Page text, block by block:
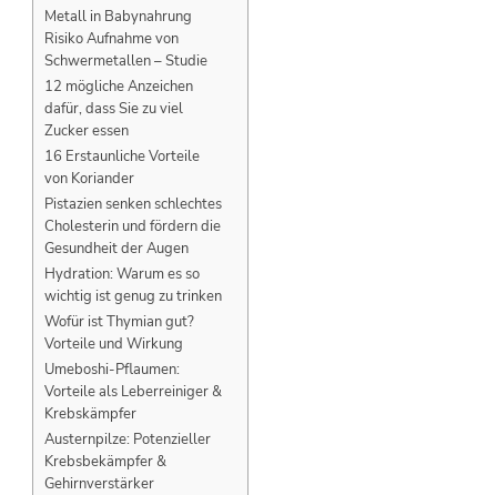
Metall in Babynahrung
Risiko Aufnahme von
Schwermetallen – Studie
12 mögliche Anzeichen
dafür, dass Sie zu viel
Zucker essen
16 Erstaunliche Vorteile
von Koriander
Pistazien senken schlechtes
Cholesterin und fördern die
Gesundheit der Augen
Hydration: Warum es so
wichtig ist genug zu trinken
Wofür ist Thymian gut?
Vorteile und Wirkung
Umeboshi-Pflaumen:
Vorteile als Leberreiniger &
Krebskämpfer
Austernpilze: Potenzieller
Krebsbekämpfer &
Gehirnverstärker